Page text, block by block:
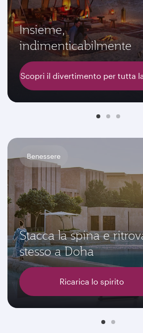
Insieme,
indimenticabilmente
Scopri il divertimento per tutta
Benessere
Stacca la spina e
stesso a Doha
Ricarica lo spirito